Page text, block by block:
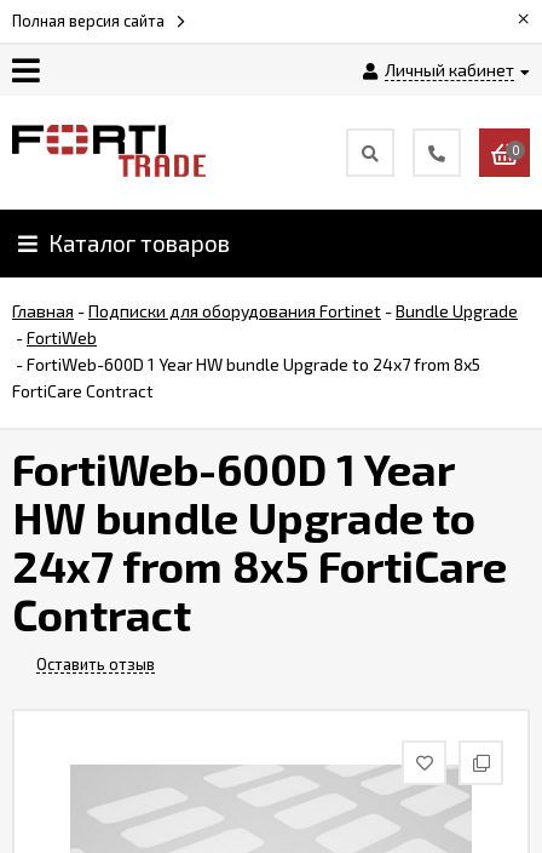
Полная версия сайта ×
Личный кабинет
Как
заказать
и
оплата
Контакты
0
Каталог товаров
Главная -Подписки для оборудования Fortinet -Bundle Upgrade
-FortiWeb
-FortiWeb-600D 1 Year HW bundle Upgrade to 24x7 from 8x5
FortiCare Contract
FortiWeb-600D 1 Year
HW bundle Upgrade to
24x7 from 8x5 FortiCare
Contract
Оставить отзыв